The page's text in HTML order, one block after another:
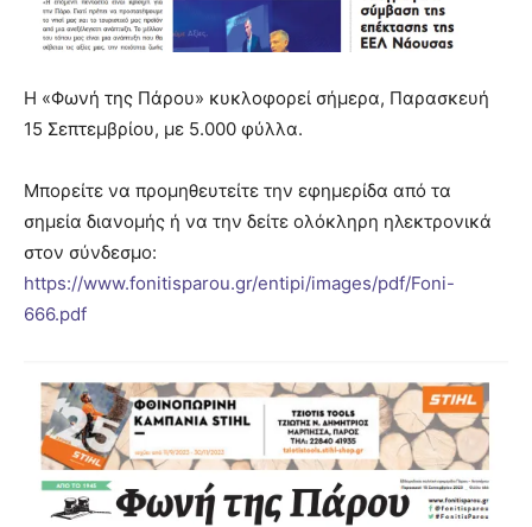
Η «Φωνή της Πάρου» κυκλοφoρεί σήμερα, Παρασκευή
15 Σεπτεμβρίου, με 5.000 φύλλα.
Μπορείτε να προμηθευτείτε την εφημερίδα από τα
σημεία διανομής ή να την δείτε ολόκληρη ηλεκτρονικά
στον σύνδεσμο:
https://www.fonitisparou.gr/entipi/images/pdf/Foni-
666.pdf